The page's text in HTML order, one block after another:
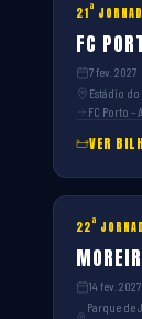
21ª
FC
7 fev. 2027
Estádio
FC Porto –
VER
22ª
14 fev. 2027
Parque de